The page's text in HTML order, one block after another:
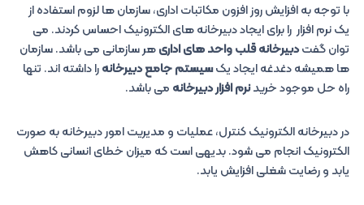
با توجه به افزایش روز افزون مکاتبات اداری، سازمان ها لزوم استفاده از
یک نرم افزار را برای ایجاد دبیرخانه های الکترونیک احساس کردند. می
توان گفتدبیرخانه قلب واحد های اداریهر سازمانی می باشد. سازمان
ها همیشه دغدغه ایجاد یکسیستم جامع دبیرخانهرا داشته اند. تنها
راه حل موجود خریدنرم افزار دبیرخانه می باشد.
در دبیرخانه الکترونیک کنترل، عملیات و مدیریت امور دبیرخانه به صورت
الکترونیک انجام می شود. بدیهی است که میزان خطای انسانی کاهش
یابد و رضایت شغلی افزایش یابد.